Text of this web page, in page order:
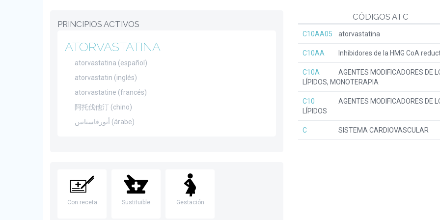
CÓDIGOS ATC
C10AA05 atorvastatina
C10AA Inhibidores de la HMG CoA
C10A
AGENTES MODIFICADORES DE
LÍPIDOS, MONOTERAPIA
C10
AGENTES MODIFICADORES DE
LÍPIDOS
C SISTEMA CARDIOVASCULAR
PRINCIPIOS ACTIVOS
ATORVASTATINA
atorvastatina (español)
atorvastatin (inglés)
atorvastatine (francés)
阿托伐他汀 (chino)
أتورفاستاتين (árabe)
Con receta Sustituible Gestación